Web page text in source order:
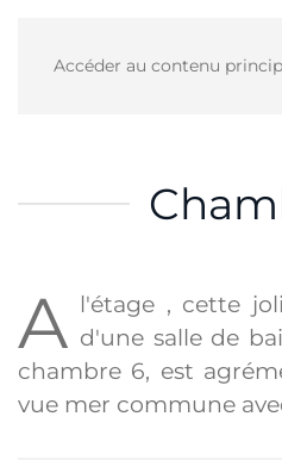
Accéder au contenu
A l'étage , cette
d'une salle de
chambre 6, est
vue mer commune